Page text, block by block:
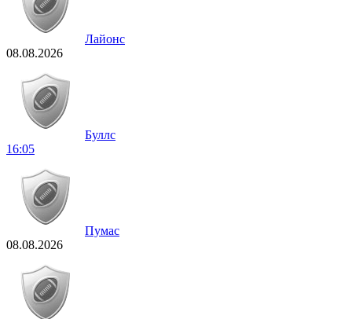
Лайонс
08.08.2026
Буллс
16:05
Пумас
08.08.2026